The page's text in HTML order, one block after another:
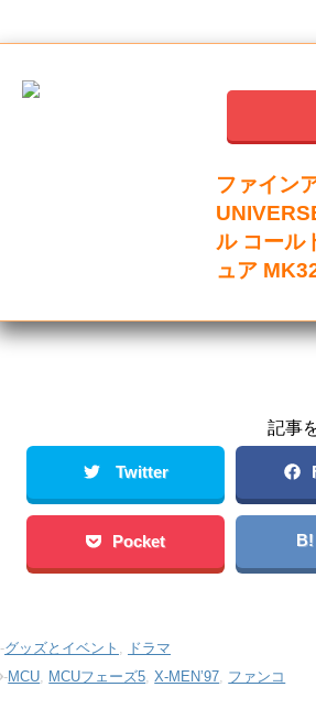
ファイン
ル コール
ュア
記事
Twitter
Pocket B!
-グッズとイベント
ドラマ
-MCU MCUフェーズ5 X-MEN’97 ファンコ